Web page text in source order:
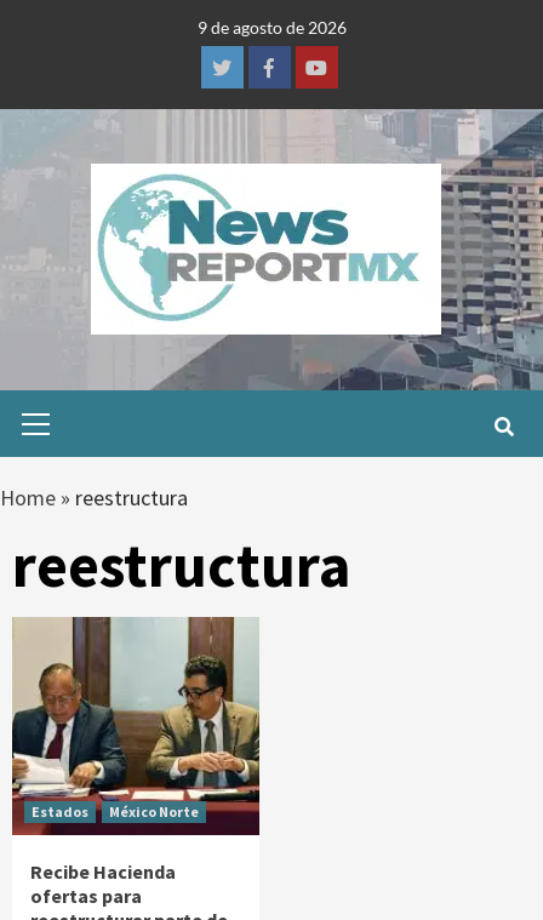
9 de agosto de 2026
TwitterFacebookYoutube
Menu
Home » reestructura
reestructura
Estados México Norte
Recibe Hacienda
ofertas para